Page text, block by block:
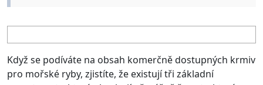
Když se podíváte na obsah komerčně dostupných krmiv
pro mořské ryby, zjistíte, že existují tři základní